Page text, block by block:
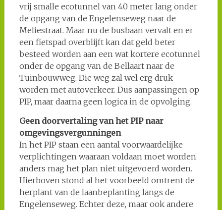
vrij smalle ecotunnel van 40 meter lang onder
de opgang van de Engelenseweg naar de
Meliestraat. Maar nu de busbaan vervalt en er
een fietspad overblijft kan dat geld beter
besteed worden aan een wat kortere ecotunnel
onder de opgang van de Bellaart naar de
Tuinbouwweg. Die weg zal wel erg druk
worden met autoverkeer. Dus aanpassingen op
PIP, maar daarna geen logica in de opvolging.
Geen doorvertaling van het PIP naar
omgevingsvergunningen
In het PIP staan een aantal voorwaardelijke
verplichtingen waaraan voldaan moet worden
anders mag het plan niet uitgevoerd worden.
Hierboven stond al het voorbeeld omtrent de
herplant van de laanbeplanting langs de
Engelenseweg. Echter deze, maar ook andere